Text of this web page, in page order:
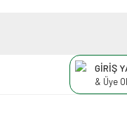
GİRİŞ
& Üye Ol